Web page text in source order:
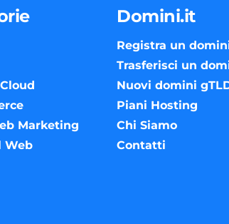
Marketing
Web
Domini.it
Registra un
Trasferisci un
Nuovi domini
Piani Hosting
Chi Siamo
Contatti